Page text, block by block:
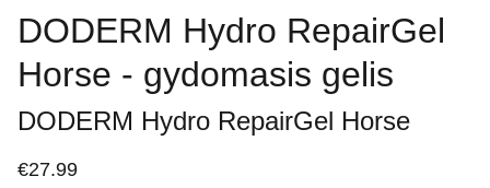
DODERM Hydro RepairGel
Horse - gydomasis gelis
DODERM Hydro RepairGel Horse
€27.99